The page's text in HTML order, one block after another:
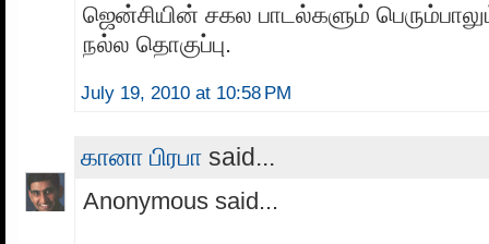
ஜென்சியின் சகல பாடல்களும்
நல்ல தொகுப்பு.
July 19, 2010 at 10:58 PM
கானா பிரபா said...
Anonymous said...